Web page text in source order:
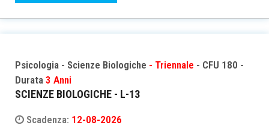
Psicologia - Scienze Biologiche - Triennale - CFU 180 -
Durata 3 Anni
SCIENZE BIOLOGICHE - L-13
Scadenza: 12-08-2026